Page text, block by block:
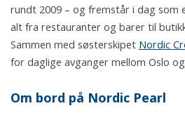
rundt 2009 – og fremstår i dag som
alt fra restauranter og barer til
Sammen med søsterskipet Nordic
for daglige avganger mellom Oslo
Om bord på Nordic Pearl